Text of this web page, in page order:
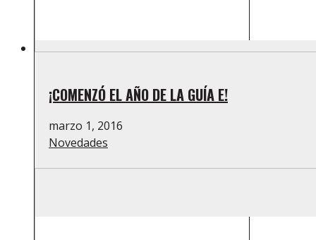
¡COMENZÓ EL AÑO DE LA GUÍA E!
marzo 1, 2016
Novedades